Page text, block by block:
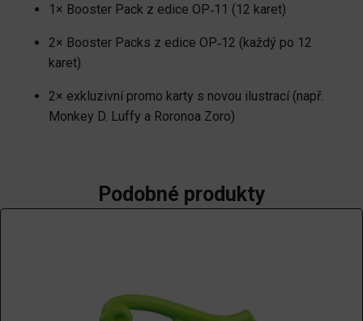
1× Booster Pack z edice OP‑11 (12 karet)
2× Booster Packs z edice OP‑12 (každý po 12
karet)
2× exkluzivní promo karty s novou ilustrací (např.
Monkey D. Luffy a Roronoa Zoro)
Podobné produkty